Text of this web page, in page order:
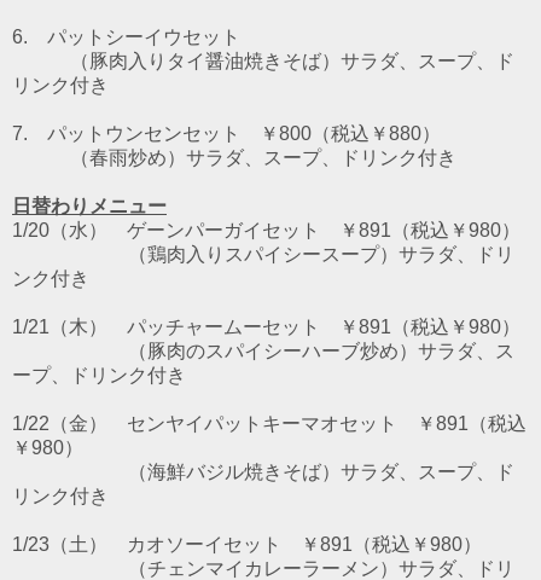
6. パットシーイウセット
（豚肉入りタイ醤油焼きそば）サラダ、スープ、ド
リンク付き
7. パットウンセンセット
￥800（税込￥880）
（春雨炒め）サラダ、スープ、ドリンク付き
日替わりメニュー
1/20（水） ゲーンパーガイセット ￥891（税込￥980）
（鶏肉入りスパイシースープ）サラダ、ドリ
ンク付き
1/21（木） パッチャームーセット ￥891（税込￥980）
（豚肉のスパイシーハーブ炒め）サラダ、ス
ープ、ドリンク付き
1/22（金） センヤイパットキーマオセット ￥891（税込
￥980）
（海鮮バジル焼きそば）サラダ、スープ、ド
リンク付き
1/23（土） カオソーイセット ￥891（税込￥980）
（チェンマイカレーラーメン）サラダ、ドリ